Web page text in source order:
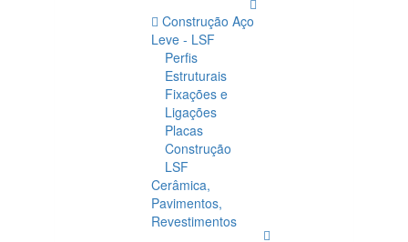
Construção Aço
Leve - LSF
Perfis
Estruturais
Fixações e
Ligações
Placas
Construção
LSF
Cerâmica,
Pavimentos,
Revestimentos